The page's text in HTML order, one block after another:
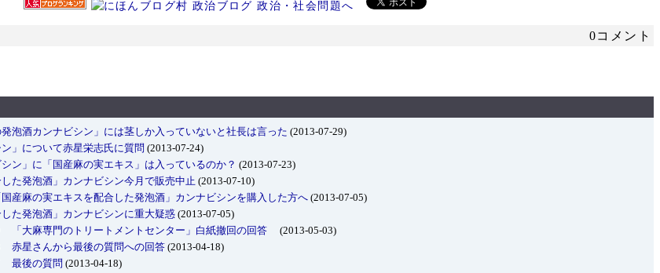
0コメント
泡酒カンナビシン」には茎しか入っていないと社長は言った (2013-07-29)
」について赤星栄志氏に質問 (2013-07-24)
ン」に「国産麻の実エキス」は入っているのか？ (2013-07-23)
た発泡酒」カンナビシン今月で販売中止 (2013-07-10)
産麻の実エキスを配合した発泡酒」カンナビシンを購入した方へ (2013-07-05)
た発泡酒」カンナビシンに重大疑惑(2013-07-05)
「大麻専門のトリートメントセンター」白紙撤回の回答
(2013-05-03)
赤星さんから最後の質問への回答 (2013-04-18)
最後の質問 (2013-04-18)